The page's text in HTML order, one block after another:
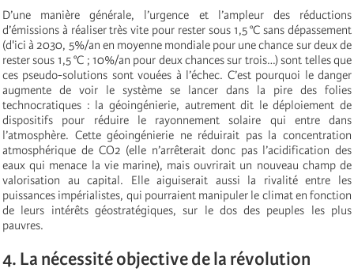
D’une manière générale, l’urgence et l’ampleur des réductions
d’émissions à réaliser très vite pour rester sous 1,5 °C sans dépassement
(d'ici à 2030, 5%/an en moyenne mondiale pour une chance sur deux de
rester sous 1,5 °C ; 10%/an pour deux chances sur trois…) sont telles que
ces pseudo-solutions sont vouées à l’échec. C’est pourquoi le danger
augmente de voir le système se lancer dans la pire des folies
technocratiques : la géoingénierie, autrement dit le déploiement de
dispositifs pour réduire le rayonnement solaire qui entre dans
l’atmosphère. Cette géoingénierie ne réduirait pas la concentration
atmosphérique de CO2 (elle n’arrêterait donc pas l’acidification des
eaux qui menace la vie marine), mais ouvrirait un nouveau champ de
valorisation au capital. Elle aiguiserait aussi la rivalité entre les
puissances impérialistes, qui pourraient manipuler le climat en fonction
de leurs intérêts géostratégiques, sur le dos des peuples les plus
pauvres.
4. La nécessité objective de la révolution